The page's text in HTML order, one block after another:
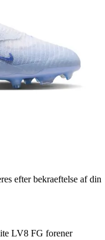
efter bekraeftelse af din
LV8 FG forener